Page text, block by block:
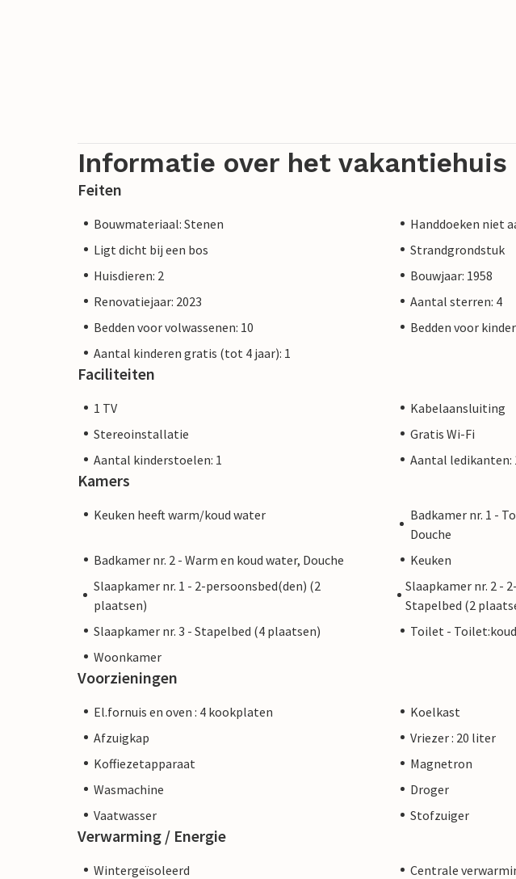
Informatie over het vakantiehuis
Feiten
Bouwmateriaal: Stenen
Handdoeken niet
Ligt dicht bij een bos
Strandgrondstuk
Huisdieren: 2
Bouwjaar: 1958
Renovatiejaar: 2023
Aantal sterren: 4
Bedden voor volwassenen: 10
Bedden voor
Aantal kinderen gratis (tot 4 jaar): 1
Faciliteiten
1 TV
Kabelaansluiting
Stereoinstallatie
Gratis Wi-Fi
Aantal kinderstoelen: 1
Aantal ledikanten:
Kamers
Keuken heeft warm/koud water
Badkamer nr. 1 -
Douche
Badkamer nr. 2 - Warm en koud water, Douche
Keuken
Slaapkamer nr. 1 - 2-persoonsbed(den) (2
plaatsen)
Slaapkamer nr. 2 -
Stapelbed (2
Slaapkamer nr. 3 - Stapelbed (4 plaatsen)
Toilet -
Woonkamer
Voorzieningen
El.fornuis en oven : 4 kookplaten
Koelkast
Afzuigkap
Vriezer : 20 liter
Koffiezetapparaat
Magnetron
Wasmachine
Droger
Vaatwasser
Stofzuiger
Verwarming / Energie
Wintergeïsoleerd Centrale